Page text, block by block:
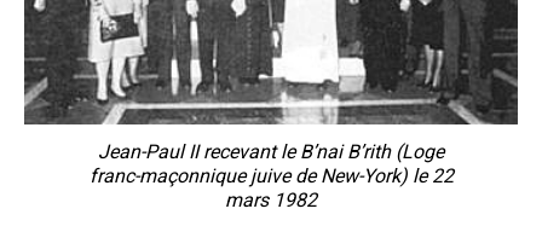
Jean-Paul II recevant le B’nai B’rith (Loge
franc-maçonnique juive de New-York) le 22
mars 1982